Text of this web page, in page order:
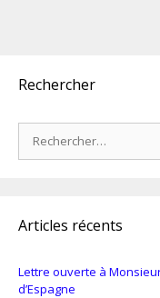
Rechercher
Articles récents
Lettre ouverte à
d’Espagne